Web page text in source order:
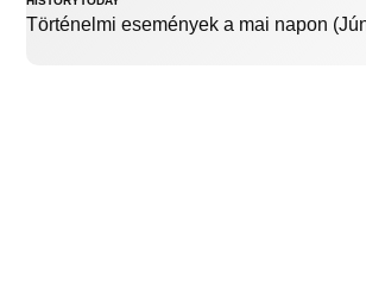
Történelmi események a mai napon